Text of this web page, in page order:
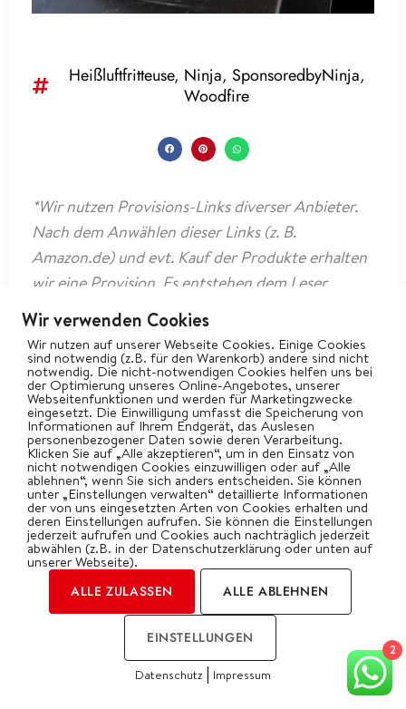
Heißluftfritteuse, Ninja, SponsoredbyNinja,
Woodfire
*Wir nutzen Provisions-Links diverser Anbieter.
Nach dem Anwählen dieser Links (z. B.
Amazon.de) und evt. Kauf der Produkte erhalten
wir eine Provision. Es entstehen dem Leser
keinerlei finanzielle Nachteile.
Schreibe einen Kommentar
Deine E-Mail-Adresse wird nicht veröffentlicht.
Erforderliche Felder sind mit*markiert
Kommentar*
2
Wir verwenden Cookies
Wir nutzen auf unserer Webseite Cookies. Einige Cookies
sind notwendig (z.B. für den Warenkorb) andere sind nicht
notwendig. Die nicht-notwendigen Cookies helfen uns bei
der Optimierung unseres Online-Angebotes, unserer
Webseitenfunktionen und werden für Marketingzwecke
eingesetzt. Die Einwilligung umfasst die Speicherung von
Informationen auf Ihrem Endgerät, das Auslesen
personenbezogener Daten sowie deren Verarbeitung.
Klicken Sie auf „Alle akzeptieren“, um in den Einsatz von
nicht notwendigen Cookies einzuwilligen oder auf „Alle
ablehnen“, wenn Sie sich anders entscheiden. Sie können
unter „Einstellungen verwalten“ detaillierte Informationen
der von uns eingesetzten Arten von Cookies erhalten und
deren Einstellungen aufrufen. Sie können die Einstellungen
jederzeit aufrufen und Cookies auch nachträglich jederzeit
abwählen (z.B. in der Datenschutzerklärung oder unten auf
unserer Webseite).
ALLE ZULASSEN ALLE ABLEHNEN
EINSTELLUNGEN
Datenschutz | Impressum